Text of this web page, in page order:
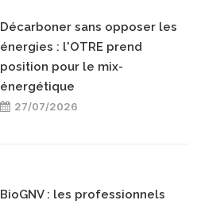
Décarboner sans opposer les
énergies : l'OTRE prend
position pour le mix-
énergétique
27/07/2026
BioGNV : les professionnels